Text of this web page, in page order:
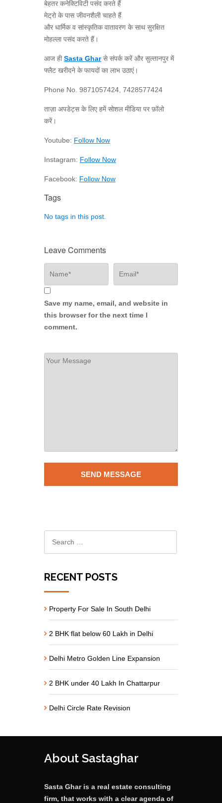
बेहतर कनेक्टिविटी पसंद करते हैं
मेट्रो के पास जीवनशैली चाहते हैं
और धार्मिक व सांस्कृतिक वातावरण के साथ सुरक्षित
मोहल्ला पसंद करते हैं।
आज हीSasta Gharसे संपर्क करें और सुल्तानपुर में
फ्लैट खरीदने के फायदों का लाभ उठाएं।
Phone No. 9871057424, 7428577424
ताज़ा अपडेट्स के लिए हमें सोशल मीडिया पर फ़ॉलो
करें।
Youtube: Follow Now
Instagram: Follow Now
Facebook: Follow Now
Tags
No tags in this post.
Leave Comments
Save my name, email, and website in
this browser for the next time I
comment.
RECENT POSTS
Property For Sale In South Delhi
2 BHK flat below 60 Lakh in Delhi
Delhi Metro Golden Line Expansion
2 BHK under 40 Lakh In Chattarpur
Delhi Circle Rate Revision
About Sastaghar
Sasta Ghar is a real estate consulting
firm, that works with a clear agenda of